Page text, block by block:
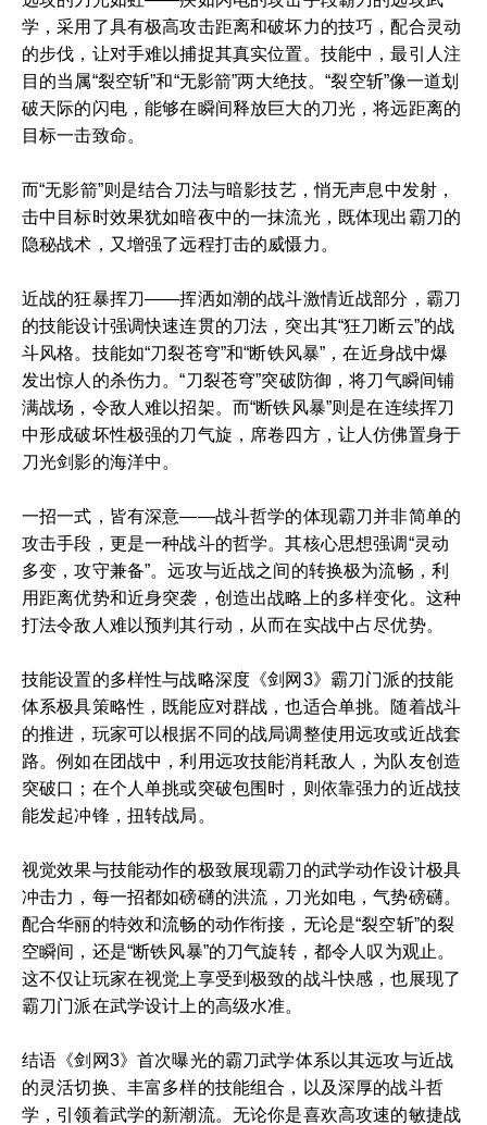
学，采用了具有极高攻击距离和破坏力的技巧，配合灵动
的步伐，让对手难以捕捉其真实位置。技能中，最引人注
目的当属“裂空斩”和“无影箭”两大绝技。“裂空斩”像一道划
破天际的闪电，能够在瞬间释放巨大的刀光，将远距离的
目标一击致命。
而“无影箭”则是结合刀法与暗影技艺，悄无声息中发射，
击中目标时效果犹如暗夜中的一抹流光，既体现出霸刀的
隐秘战术，又增强了远程打击的威慑力。
近战的狂暴挥刀——挥洒如潮的战斗激情近战部分，霸刀
的技能设计强调快速连贯的刀法，突出其“狂刀断云”的战
斗风格。技能如“刀裂苍穹”和“断铁风暴”，在近身战中爆
发出惊人的杀伤力。“刀裂苍穹”突破防御，将刀气瞬间铺
满战场，令敌人难以招架。而“断铁风暴”则是在连续挥刀
中形成破坏性极强的刀气旋，席卷四方，让人仿佛置身于
刀光剑影的海洋中。
一招一式，皆有深意——战斗哲学的体现霸刀并非简单的
攻击手段，更是一种战斗的哲学。其核心思想强调“灵动
多变，攻守兼备”。远攻与近战之间的转换极为流畅，利
用距离优势和近身突袭，创造出战略上的多样变化。这种
打法令敌人难以预判其行动，从而在实战中占尽优势。
技能设置的多样性与战略深度《剑网3》霸刀门派的技能
体系极具策略性，既能应对群战，也适合单挑。随着战斗
的推进，玩家可以根据不同的战局调整使用远攻或近战套
路。例如在团战中，利用远攻技能消耗敌人，为队友创造
突破口；在个人单挑或突破包围时，则依靠强力的近战技
能发起冲锋，扭转战局。
视觉效果与技能动作的极致展现霸刀的武学动作设计极具
冲击力，每一招都如磅礴的洪流，刀光如电，气势磅礴。
配合华丽的特效和流畅的动作衔接，无论是“裂空斩”的裂
空瞬间，还是“断铁风暴”的刀气旋转，都令人叹为观止。
这不仅让玩家在视觉上享受到极致的战斗快感，也展现了
霸刀门派在武学设计上的高级水准。
结语《剑网3》首次曝光的霸刀武学体系以其远攻与近战
的灵活切换、丰富多样的技能组合，以及深厚的战斗哲
学，引领着武学的新潮流。无论你是喜欢高攻速的敏捷战